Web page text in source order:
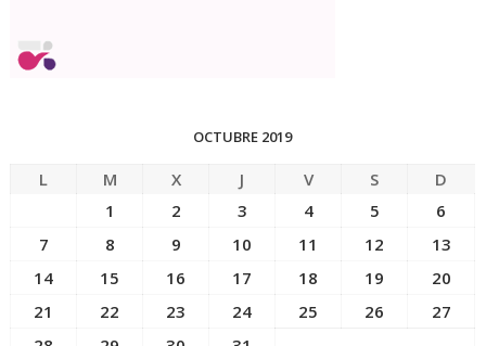
OCTUBRE 2019
L M X J V S
D
1
2 3 4 5
6
7
8 9 10 11 12
13
14
15 16 17 18 19
20
21
22 23 24 25 26
27